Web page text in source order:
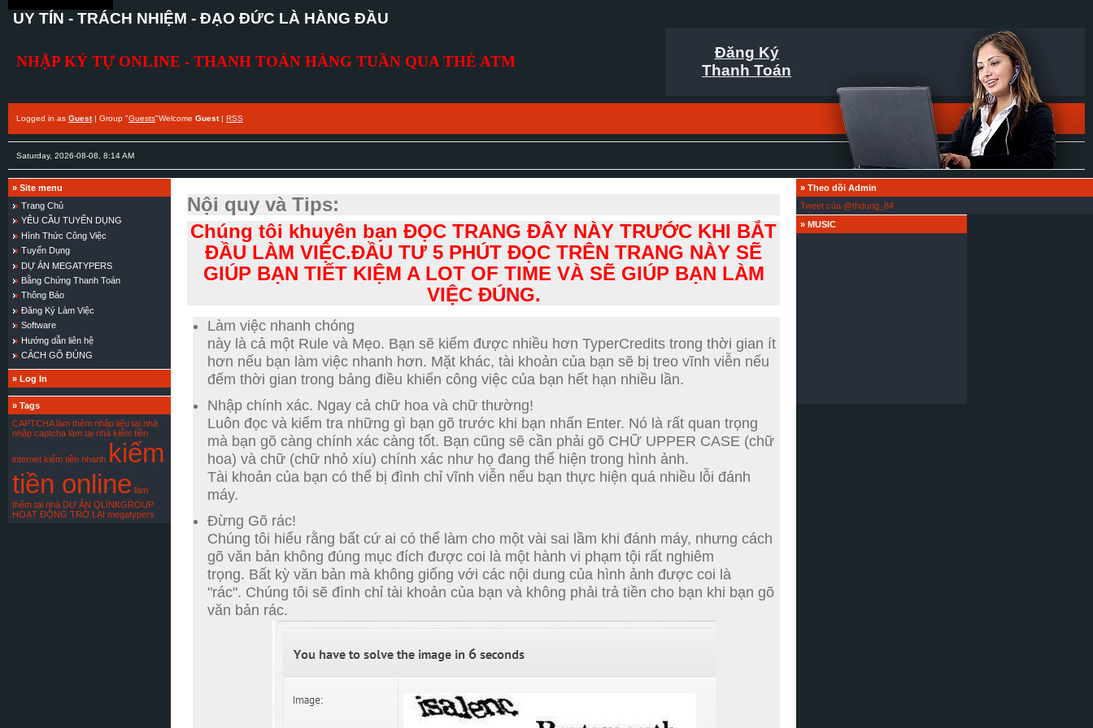
UY TÍN - TRÁCH NHIỆM - ĐẠO ĐỨC LÀ HÀNG ĐẦU
NHẬP KÝ TỰ ONLINE - THANH TOÁN HÀNG TUẦN QUA THẺ ATM
Đăng Ký
Thanh Toán
Logged in as Guest| Group "Guests"Welcome Guest | RSS
Saturday, 2026-08-08, 8:14 AM
» Site menu
Trang Chủ
YÊU CẦU TUYỂN DỤNG
Hình Thức Công Việc
Tuyển Dụng
DỰ ÁN MEGATYPERS
Bằng Chứng Thanh Toán
Thông Báo
Đăng Ký Làm Việc
Software
Hướng dẫn liên hệ
CÁCH GÕ ĐÚNG
» Log In
» Tags
CAPTCHA làm thêm nhập liệu tại nhà
nhập captcha làm tại nhà kiếm tiền
internet kiếm tiền nhanh kiếm
tiền online làm
thêm tại nhà DỰ ÁN QLINKGROUP
HOẠT ĐỘNG TRỞ LẠI megatypers
Nội quy và Tips:
Chúng tôi khuyên bạn ĐỌC TRANG ĐÂY NÀY TRƯỚC KHI BẮT
ĐẦU LÀM VIỆC.ĐẦU TƯ 5 PHÚT ĐỌC TRÊN TRANG NÀY SẼ
GIÚP BẠN TIẾT KIỆM A LOT OF TIME VÀ SẼ GIÚP BẠN LÀM
VIỆC ĐÚNG.
Làm việc nhanh chóng
này là cả một Rule và Mẹo. Bạn sẽ kiếm được nhiều hơn TyperCredits trong thời gian ít
hơn nếu bạn làm việc nhanh hơn. Mặt khác, tài khoản của bạn sẽ bị treo vĩnh viễn nếu
đếm thời gian trong bảng điều khiển công việc của bạn hết hạn nhiều lần.
Nhập chính xác. Ngay cả chữ hoa và chữ thường!
Luôn đọc và kiểm tra những gì bạn gõ trước khi bạn nhấn Enter. Nó là rất quan trọng
mà bạn gõ càng chính xác càng tốt. Bạn cũng sẽ cần phải gõ CHỮ UPPER CASE (chữ
hoa) và chữ (chữ nhỏ xíu) chính xác như họ đang thể hiện trong hình ảnh.
Tài khoản của bạn có thể bị đình chỉ vĩnh viễn nếu bạn thực hiện quá nhiều lỗi đánh
máy.
Đừng Gõ rác!
Chúng tôi hiểu rằng bất cứ ai có thể làm cho một vài sai lầm khi đánh máy, nhưng cách
gõ văn bản không đúng mục đích được coi là một hành vi phạm tội rất nghiêm
trọng. Bất kỳ văn bản mà không giống với các nội dung của hình ảnh được coi là
"rác". Chúng tôi sẽ đình chỉ tài khoản của bạn và không phải trả tiền cho bạn khi bạn gõ
văn bản rác.
» Theo dõi Admin
Tweet của @thdung_84
» MUSIC